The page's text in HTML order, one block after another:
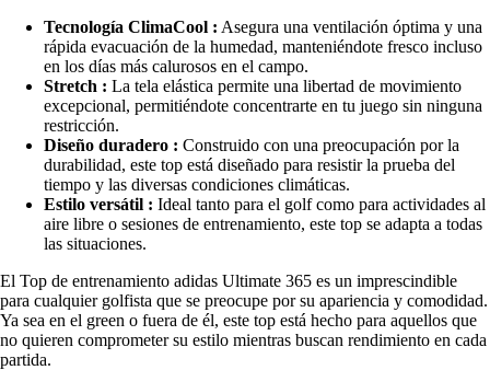
Tecnología ClimaCool : Asegura una ventilación óptima y una
rápida evacuación de la humedad, manteniéndote fresco incluso
en los días más calurosos en el campo.
Stretch : La tela elástica permite una libertad de movimiento
excepcional, permitiéndote concentrarte en tu juego sin ninguna
restricción.
Diseño duradero : Construido con una preocupación por la
durabilidad, este top está diseñado para resistir la prueba del
tiempo y las diversas condiciones climáticas.
Estilo versátil : Ideal tanto para el golf como para actividades al
aire libre o sesiones de entrenamiento, este top se adapta a todas
las situaciones.
El Top de entrenamiento adidas Ultimate 365 es un imprescindible
para cualquier golfista que se preocupe por su apariencia y comodidad.
Ya sea en el green o fuera de él, este top está hecho para aquellos que
no quieren comprometer su estilo mientras buscan rendimiento en cada
partida.